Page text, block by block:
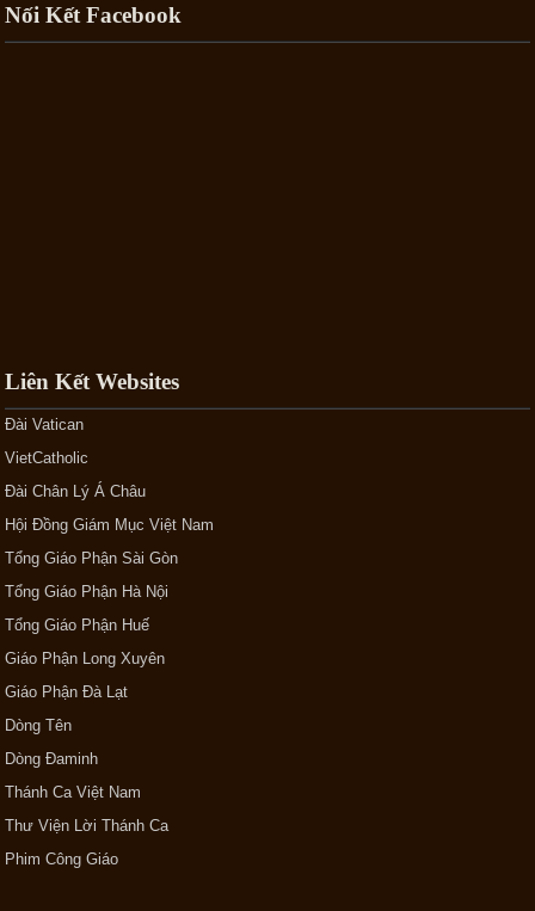
Nối Kết Facebook
Liên Kết Websites
Đài Vatican
VietCatholic
Đài Chân Lý Á Châu
Hội Đồng Giám Mục Việt Nam
Tổng Giáo Phận Sài Gòn
Tổng Giáo Phận Hà Nội
Tổng Giáo Phận Huế
Giáo Phận Long Xuyên
Giáo Phận Đà Lạt
Dòng Tên
Dòng Đaminh
Thánh Ca Việt Nam
Thư Viện Lời Thánh Ca
Phim Công Giáo